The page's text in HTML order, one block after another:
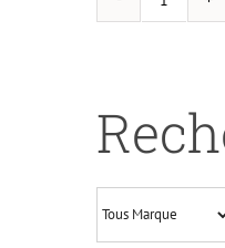
quantité
H.30X-
PRO